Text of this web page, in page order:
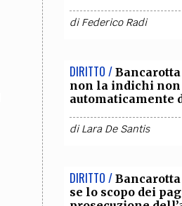
diFederico Radi
DIRITTO /
non la indichi non
automaticamente
diLara De Santis
DIRITTO /
se lo scopo dei